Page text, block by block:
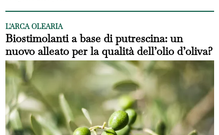
L'ARCA OLEARIA
Biostimolanti a base di putrescina: un
nuovo alleato per la qualità dell’olio d’oliva?